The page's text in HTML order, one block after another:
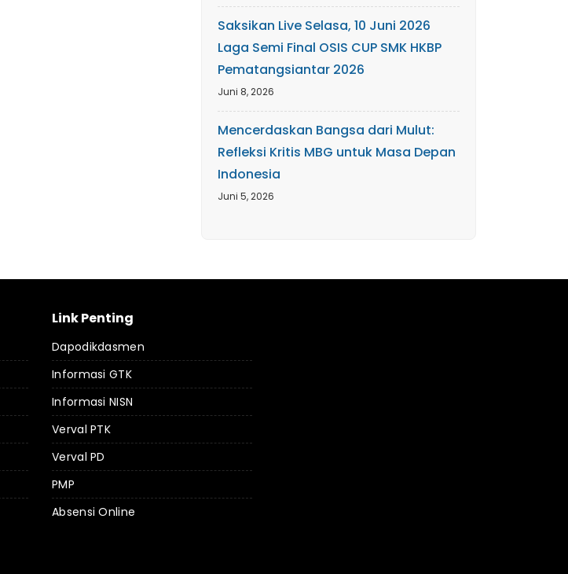
Saksikan Live Selasa, 10 Juni 2026
Laga Semi Final OSIS CUP SMK HKBP
Pematangsiantar 2026
Juni 8, 2026
Mencerdaskan Bangsa dari Mulut:
Refleksi Kritis MBG untuk Masa Depan
Indonesia
Juni 5, 2026
Link Penting
Dapodikdasmen
Informasi GTK
Informasi NISN
Verval PTK
Verval PD
PMP
Absensi Online